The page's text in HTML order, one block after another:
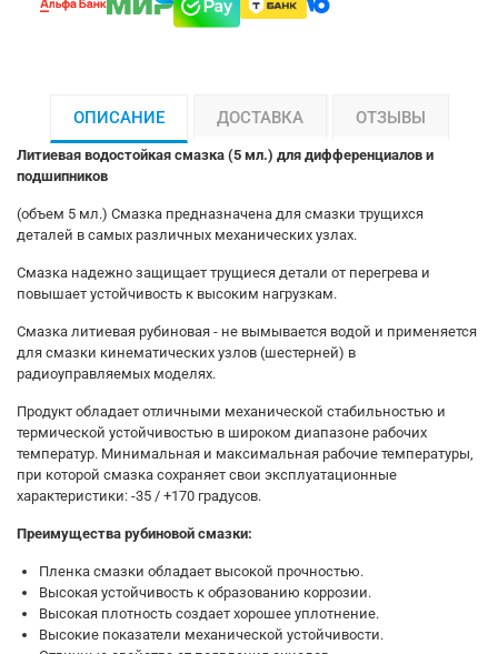
ОПИСАНИЕ ДОСТАВКА ОТЗЫВЫ
Литиевая водостойкая смазка (5 мл.) для дифференциалов и
подшипников
(объем 5 мл.) Смазка предназначена для смазки трущихся
деталей в самых различных механических узлах.
Смазка надежно защищает трущиеся детали от перегрева и
повышает устойчивость к высоким нагрузкам.
Смазка литиевая рубиновая - не вымывается водой и применяется
для смазки кинематических узлов (шестерней) в
радиоуправляемых моделях.
Продукт обладает отличными механической стабильностью и
термической устойчивостью в широком диапазоне рабочих
температур. Минимальная и максимальная рабочие температуры,
при которой смазка сохраняет свои эксплуатационные
характеристики: -35 / +170 градусов.
Преимущества рубиновой смазки:
Пленка смазки обладает высокой прочностью.
Высокая устойчивость к образованию коррозии.
Высокая плотность создает хорошее уплотнение.
Высокие показатели механической устойчивости.